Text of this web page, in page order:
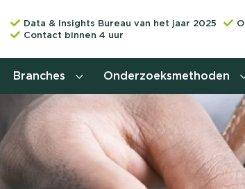
Data & Insights Bureau van het jaar 2025
Contact binnen 4 uur
Behoefteonderzoek
Customer journey
Branches Onderzoeksmethoden